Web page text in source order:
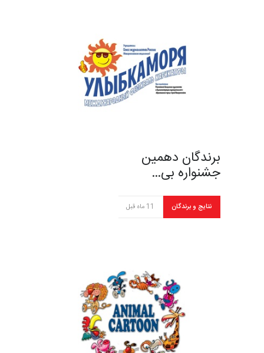
برندگان دهمین
جشنواره بی…
نتایج و برندگان 11 ماه قبل